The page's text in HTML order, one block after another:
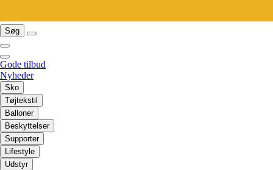
Søg
Gode tilbud
Nyheder
Sko
Tøjtekstil
Balloner
Beskyttelser
Supporter
Lifestyle
Udstyr